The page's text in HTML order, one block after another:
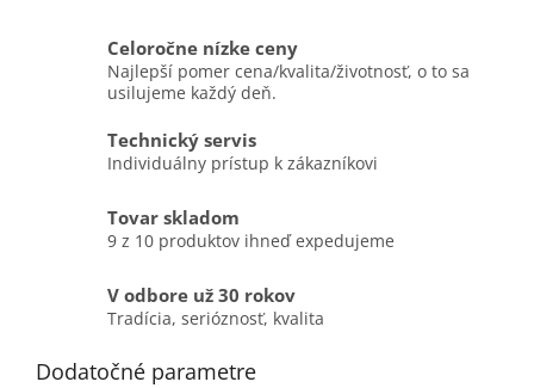
Celoročne nízke ceny
Najlepší pomer cena/kvalita/životnosť, o to sa
usilujeme každý deň.
Technický servis
Individuálny prístup k zákazníkovi
Tovar skladom
9 z 10 produktov ihneď expedujeme
V odbore už 30 rokov
Tradícia, serióznosť, kvalita
Dodatočné parametre